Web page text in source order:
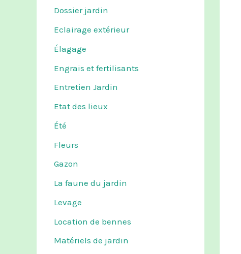
Dossier jardin
Eclairage extérieur
Élagage
Engrais et fertilisants
Entretien Jardin
Etat des lieux
Été
Fleurs
Gazon
La faune du jardin
Levage
Location de bennes
Matériels de jardin